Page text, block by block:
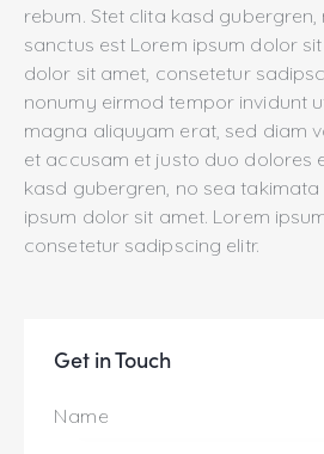
rebum. Stet clita kasd
sanctus est Lorem ipsum dolor
dolor sit amet, consetetur
nonumy eirmod tempor invidunt
magna aliquyam erat, sed diam
et accusam et justo duo dolores
kasd gubergren, no sea
ipsum dolor sit amet. Lorem
consetetur sadipscing elitr.
Get in Touch